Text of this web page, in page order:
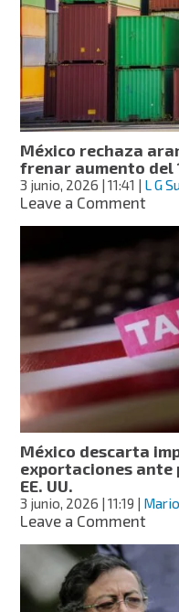
UU.
tras
de
y
de
México rechaza
frenar aumento del
3 junio, 2026 | 11:41 | L G
Leave a Commenton
de
EE.
UU.
y
del
10%
México descarta
exportaciones
EE. UU.
3 junio, 2026 | 11:19
Leave a Commenton
para